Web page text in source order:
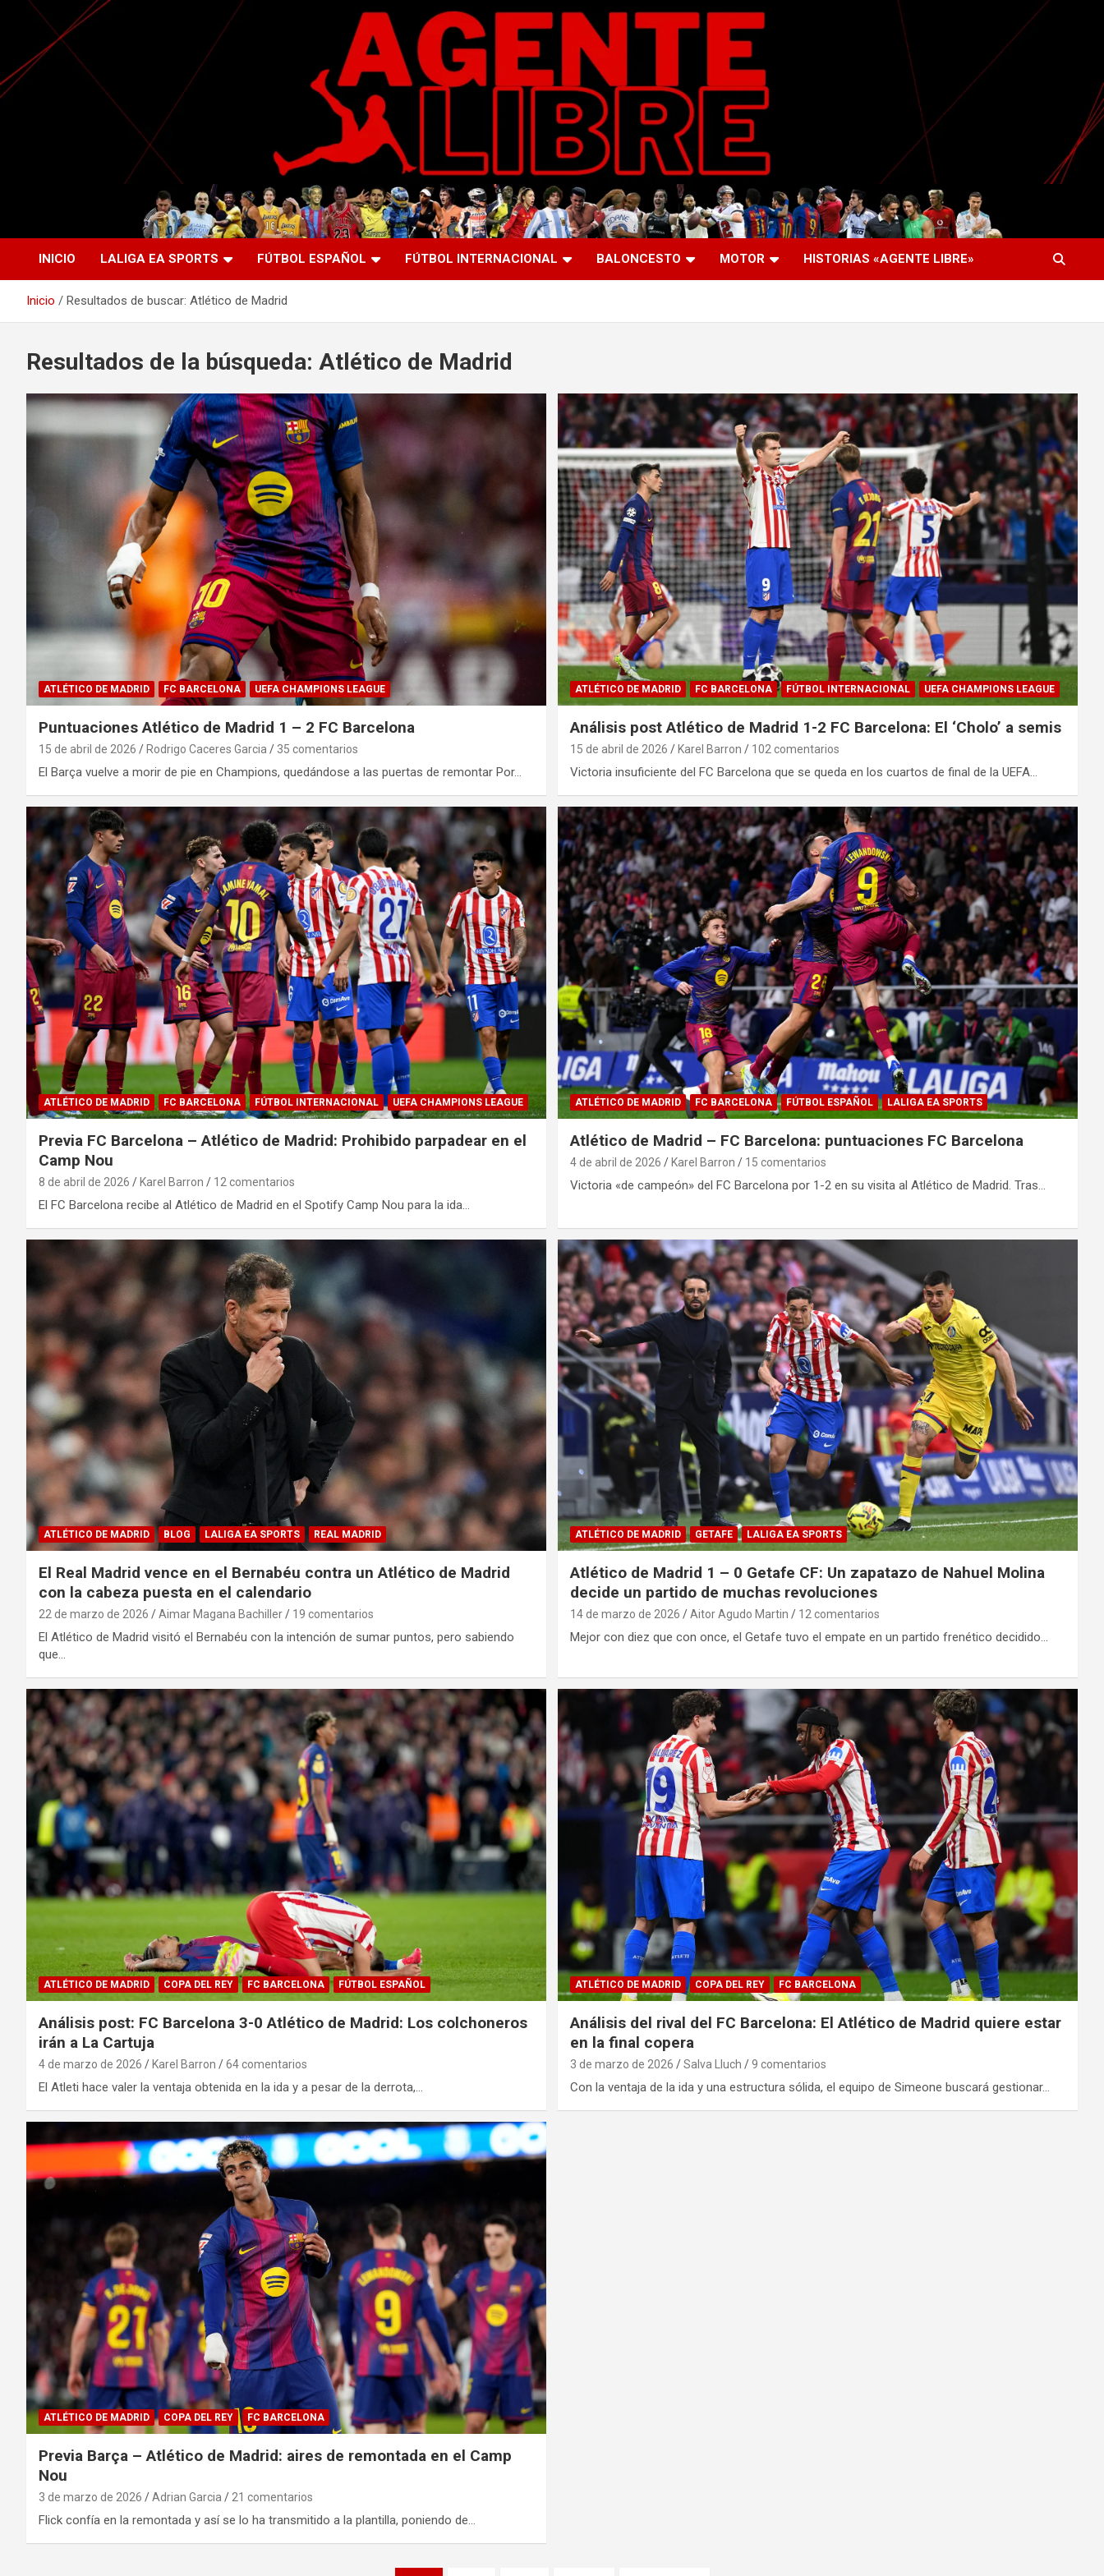
Saltar
contenido
Agente Libre Digital
La nueva generación del periodismo deportivo.
INICIO LALIGA EA SPORTS FÚTBOL ESPAÑOL FÚTBOL INTERNACIONAL BALONCESTO MOTOR HISTORIAS «AGENTE LIBRE»
Inicio Resultados de buscar: Atlético de Madrid
Resultados de la búsqueda: Atlético de Madrid
ATLÉTICO DE MADRID FC BARCELONA UEFA CHAMPIONS LEAGUE
Puntuaciones Atlético de Madrid 1 – 2 FC Barcelona
15 de abril de 2026 Rodrigo Caceres Garcia 35 comentarios
El Barça vuelve a morir de pie en Champions, quedándose a las puertas de remontar Por…
ATLÉTICO DE MADRID FC BARCELONA FÚTBOL INTERNACIONAL UEFA CHAMPIONS LEAGUE
Análisis post Atlético de Madrid 1-2 FC Barcelona: El ‘Cholo’ a semis
15 de abril de 2026 Karel Barron 102 comentarios
Victoria insuficiente del FC Barcelona que se queda en los cuartos de final de la UEFA…
ATLÉTICO DE MADRID FC BARCELONA FÚTBOL INTERNACIONAL UEFA CHAMPIONS LEAGUE
Previa FC Barcelona – Atlético de Madrid: Prohibido parpadear en el
Camp Nou
8 de abril de 2026 Karel Barron 12 comentarios
El FC Barcelona recibe al Atlético de Madrid en el Spotify Camp Nou para la ida…
ATLÉTICO DE MADRID FC BARCELONA FÚTBOL ESPAÑOL LALIGA EA SPORTS
Atlético de Madrid – FC Barcelona: puntuaciones FC Barcelona
4 de abril de 2026 Karel Barron 15 comentarios
Victoria «de campeón» del FC Barcelona por 1-2 en su visita al Atlético de Madrid. Tras…
ATLÉTICO DE MADRID BLOG LALIGA EA SPORTS REAL MADRID
El Real Madrid vence en el Bernabéu contra un Atlético de Madrid
con la cabeza puesta en el calendario
22 de marzo de 2026 Aimar Magana Bachiller 19 comentarios
El Atlético de Madrid visitó el Bernabéu con la intención de sumar puntos, pero sabiendo
que…
ATLÉTICO DE MADRID GETAFE LALIGA EA SPORTS
Atlético de Madrid 1 – 0 Getafe CF: Un zapatazo de Nahuel Molina
decide un partido de muchas revoluciones
14 de marzo de 2026 Aitor Agudo Martin 12 comentarios
Mejor con diez que con once, el Getafe tuvo el empate en un partido frenético decidido…
ATLÉTICO DE MADRID COPA DEL REY FC BARCELONA FÚTBOL ESPAÑOL
Análisis post: FC Barcelona 3-0 Atlético de Madrid: Los colchoneros
irán a La Cartuja
4 de marzo de 2026 Karel Barron 64 comentarios
El Atleti hace valer la ventaja obtenida en la ida y a pesar de la derrota,…
ATLÉTICO DE MADRID COPA DEL REY FC BARCELONA
Análisis del rival del FC Barcelona: El Atlético de Madrid quiere estar
en la final copera
3 de marzo de 2026 Salva Lluch 9 comentarios
Con la ventaja de la ida y una estructura sólida, el equipo de Simeone buscará gestionar…
ATLÉTICO DE MADRID COPA DEL REY FC BARCELONA
Previa Barça – Atlético de Madrid: aires de remontada en el Camp
Nou
3 de marzo de 2026 Adrian Garcia 21 comentarios
Flick confía en la remontada y así se lo ha transmitido a la plantilla, poniendo de…